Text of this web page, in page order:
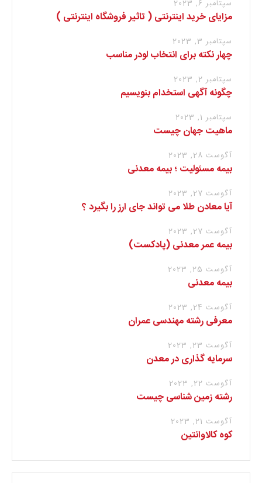
سپتامبر 6, 2023
مزایای خرید اینترنتی ( تاثیر فروشگاه اینترنتی )
سپتامبر 3, 2023
چهار نکته برای انتخاب لودر مناسب
سپتامبر 2, 2023
چگونه آگهی استخدام بنویسیم
سپتامبر 1, 2023
ماهیت جهان چیست
آگوست 28, 2023
بیمه مسئولیت ؛ بیمه معدنی
آگوست 27, 2023
آیا معادن طلا می تواند جای ارز را بگیرد ؟
آگوست 27, 2023
بیمه عمر معدنی (پادکست)
آگوست 25, 2023
بیمه معدنی
آگوست 24, 2023
معرفی رشته مهندسی عمران
آگوست 23, 2023
سرمایه گذاری در معدن
آگوست 22, 2023
رشته زمین شناسی چیست
آگوست 21, 2023
کوه کالاوانتین